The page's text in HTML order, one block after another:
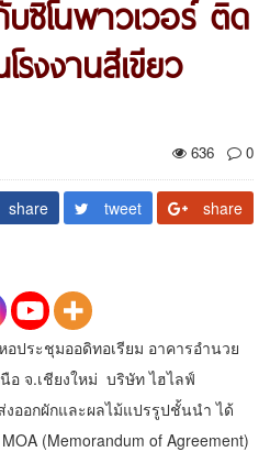
โนพาวเวอร์ ติด
รงงานสีเขียว
636
0
share tweet share
ประชุมออดิทอเรียม อาคารอำนวย
อ จ.เชียงใหม่ บริษัท ไฮไลฟ์
ออกผักและผลไม้แปรรูปชั้นนำ ได้
(Memorandum of Agreement)